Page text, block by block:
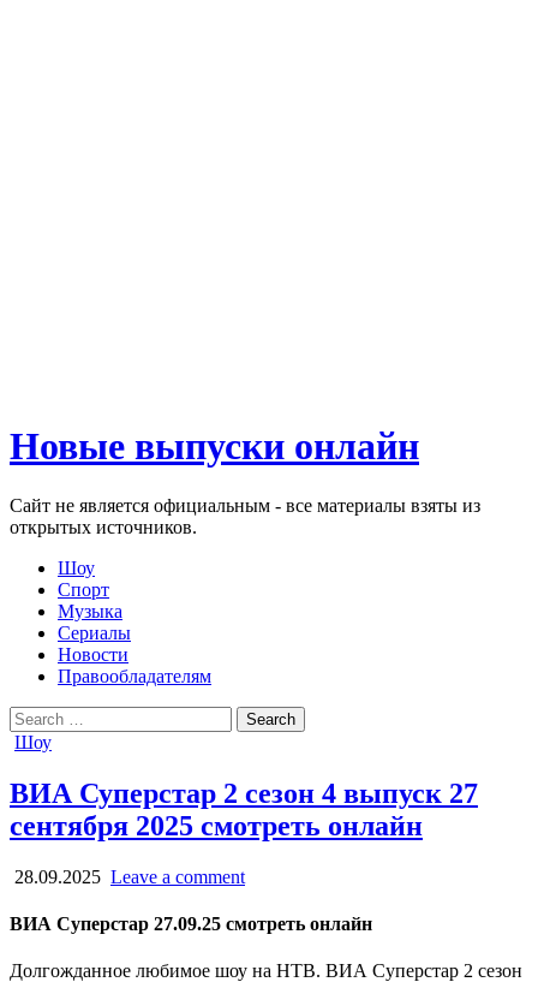
Новые выпуски онлайн
Сайт не является официальным - все материалы взяты из
открытых источников.
Шоу
Спорт
Музыка
Сериалы
Новости
Правообладателям
Search
for:
Posted
Шоу
ВИА Суперстар 2 сезон 4 выпуск 27
сентября 2025 смотреть онлайн
28.09.2025 Leave a comment
ВИА Суперстар 27.09.25 смотреть онлайн
Долгожданное любимое шоу на НТВ. ВИА Суперстар 2 сезон